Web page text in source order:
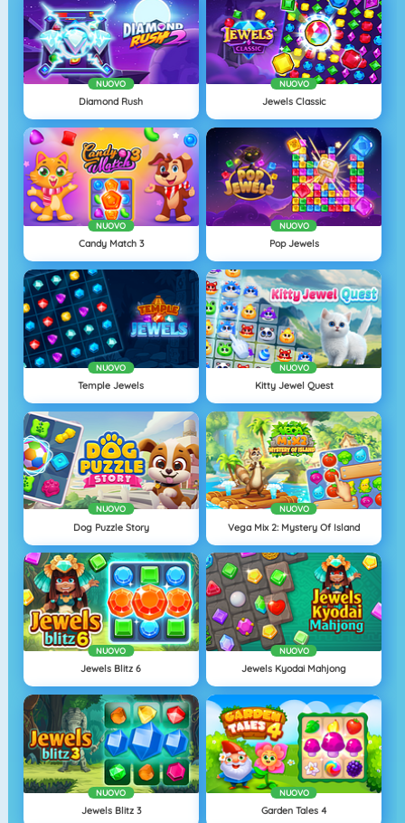
NUOVO
Diamond Rush
NUOVO
Jewels Classic
NUOVO
Candy Match 3
NUOVO
Pop Jewels
NUOVO
Temple Jewels
NUOVO
Kitty Jewel Quest
NUOVO
Dog Puzzle Story
NUOVO
Vega Mix 2: Mystery Of Island
NUOVO
Jewels Blitz 6
NUOVO
Jewels Kyodai Mahjong
NUOVO
Jewels Blitz 3
NUOVO
Garden Tales 4